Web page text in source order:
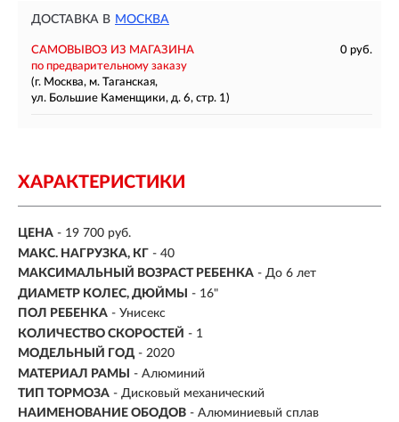
ДОСТАВКА В МОСКВА
САМОВЫВОЗ ИЗ МАГАЗИНА
0 руб.
по предварительному заказу
(г. Москва, м. Таганская,
ул. Большие Каменщики, д. 6, стр. 1)
ХАРАКТЕРИСТИКИ
ЦЕНА - 19 700 руб.
МАКС. НАГРУЗКА, КГ - 40
МАКСИМАЛЬНЫЙ ВОЗРАСТ РЕБЕНКА - До 6 лет
ДИАМЕТР КОЛЕС, ДЮЙМЫ
- 16"
ПОЛ РЕБЕНКА - Унисекс
КОЛИЧЕСТВО СКОРОСТЕЙ - 1
МОДЕЛЬНЫЙ ГОД - 2020
МАТЕРИАЛ РАМЫ
- Алюминий
ТИП ТОРМОЗА - Дисковый механический
НАИМЕНОВАНИЕ ОБОДОВ - Алюминиевый сплав